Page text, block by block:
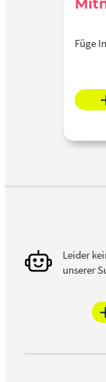
Füge
Leider
unserer